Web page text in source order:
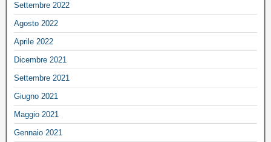
Settembre 2022
Agosto 2022
Aprile 2022
Dicembre 2021
Settembre 2021
Giugno 2021
Maggio 2021
Gennaio 2021